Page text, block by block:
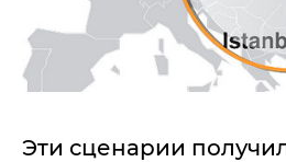
Эти сценарии